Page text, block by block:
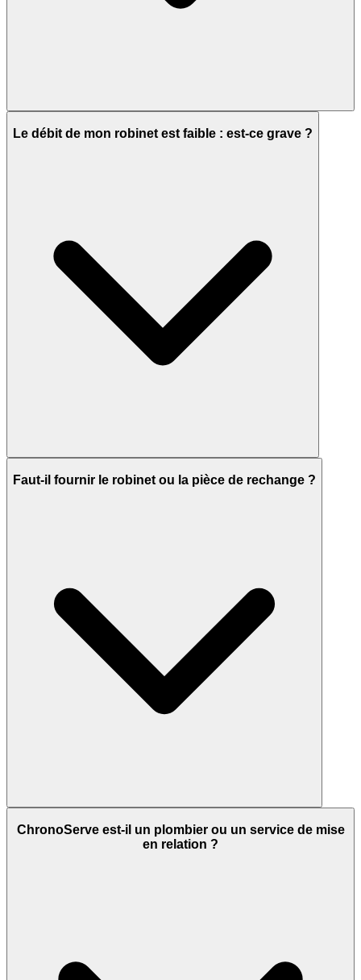
Le débit de mon robinet est faible : est-ce grave ?
Faut-il fournir le robinet ou la pièce de rechange ?
ChronoServe est-il un plombier ou un service de mise
en relation ?